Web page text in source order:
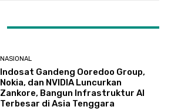
NASIONAL
Indosat Gandeng Ooredoo Group,
Nokia, dan NVIDIA Luncurkan
Zankore, Bangun Infrastruktur AI
Terbesar di Asia Tenggara